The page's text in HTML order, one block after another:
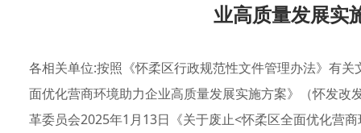
业高质量发展实
各相关单位:按照《怀柔区行政规范性文件管理办法》有
面优化营商环境助力企业高质量发展实施方案》（怀发
革委员会2025年1月13日《关于废止<怀柔区全面优化营